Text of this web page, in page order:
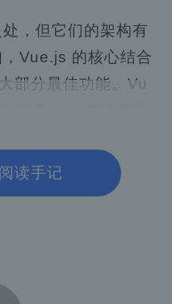
，但它们的架构有
Vue.js 的核心结合
部分最佳功能。Vu
于组件的，使用双
方法——Angular 和
所有三个框架都遵
读手记